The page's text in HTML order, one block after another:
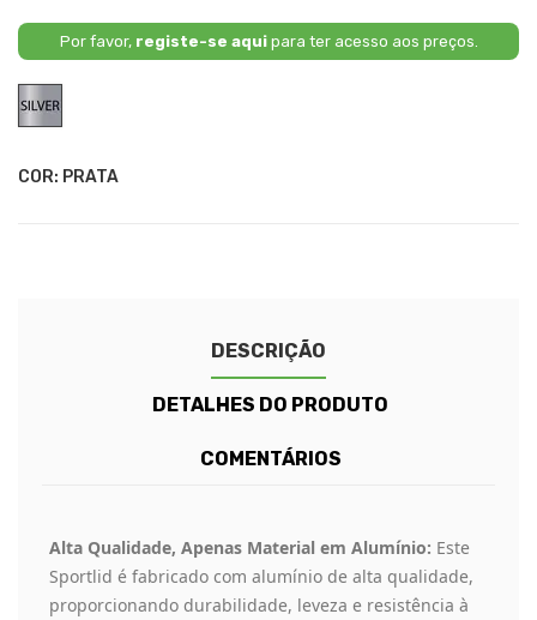
Por favor, registe-se aquipara ter acesso aos preços.
COR: PRATA
DESCRIÇÃO
DETALHES DO PRODUTO
COMENTÁRIOS
Alta Qualidade, Apenas Material em Alumínio: Este
Sportlid é fabricado com alumínio de alta qualidade,
proporcionando durabilidade, leveza e resistência à